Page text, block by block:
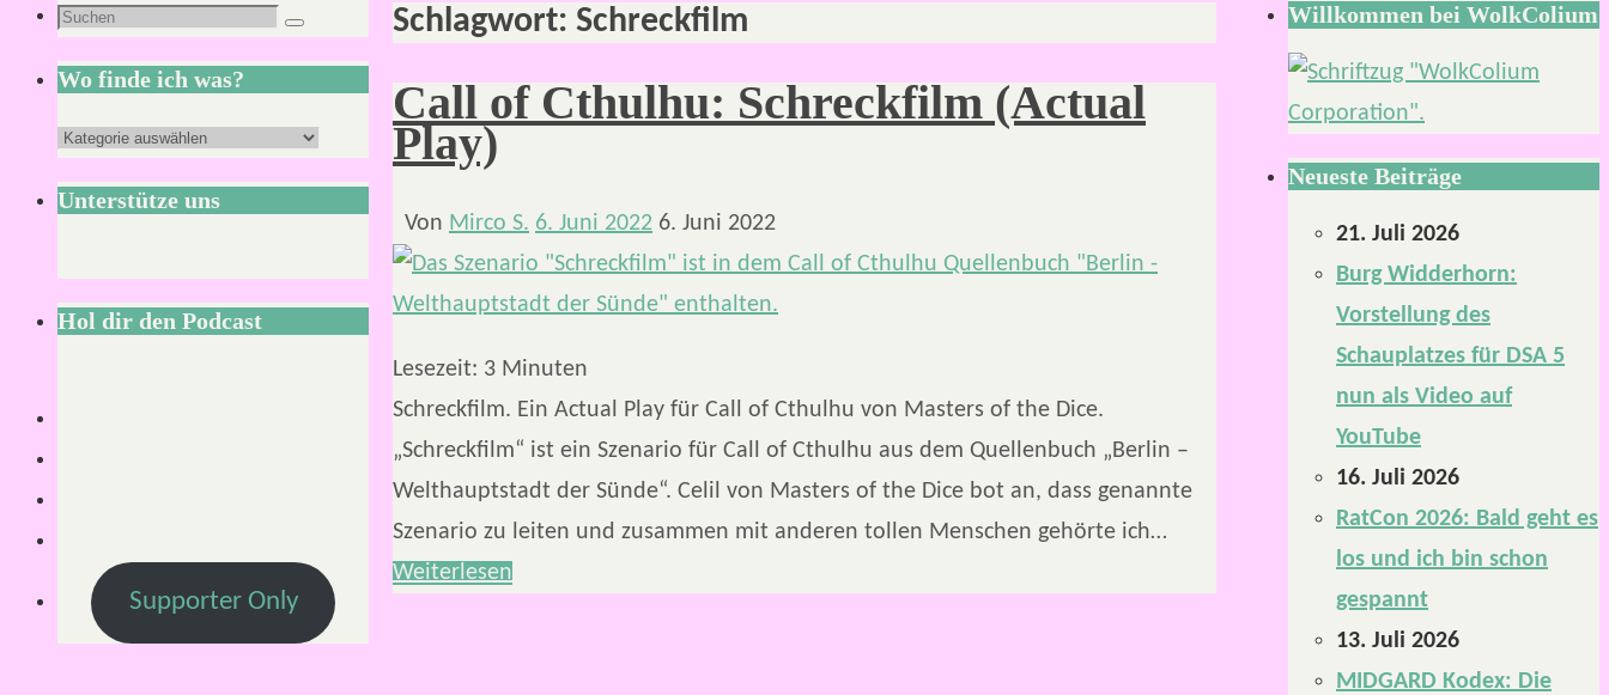
Schlagwort: Schreckfilm
Call of Cthulhu: Schreckfilm (Actual
Play)
Von Mirco S. 6. Juni 2022 6. Juni 2022
Lesezeit: 3 Minuten
Schreckfilm. Ein Actual Play für Call of Cthulhu von Masters of the Dice.
„Schreckfilm“ ist ein Szenario für Call of Cthulhu aus dem Quellenbuch „Berlin –
Welthauptstadt der Sünde“. Celil von Masters of the Dice bot an, dass genannte
Szenario zu leiten und zusammen mit anderen tollen Menschen gehörte ich…
Weiterlesen
Suchen
nach:
Suchen
Wo finde ich was?
Wo
finde
ich
Unterstütze uns
Hol dir den Podcast
Supporter Only
Willkommen bei WolkColium
Neueste Beiträge
21. Juli 2026
Burg Widderhorn:
Vorstellung des
Schauplatzes für DSA 5
nun als Video auf
YouTube
16. Juli 2026
RatCon 2026: Bald geht es
los und ich bin schon
gespannt
13. Juli 2026
MIDGARD Kodex: Die